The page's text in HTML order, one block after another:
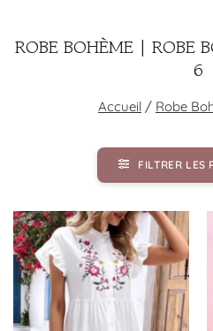
ROBE BOHÈME | ROBE
6
Accueil / Robe
FILTRER LES